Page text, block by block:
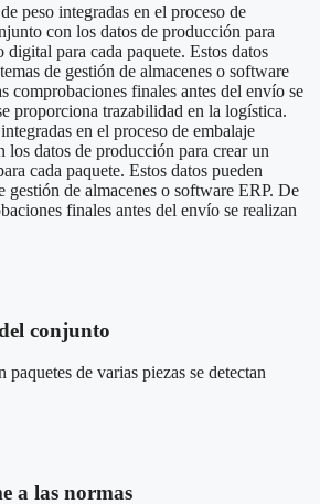
peso integradas en el proceso de
con los datos de producción para
digital para cada paquete. Estos datos
de gestión de almacenes o software
comprobaciones finales antes del envío se
proporciona trazabilidad en la logística.
en el proceso de embalaje
los datos de producción para crear un
cada paquete. Estos datos pueden
gestión de almacenes o software ERP. De
finales antes del envío se realizan
conjunto
de varias piezas se detectan
a las normas